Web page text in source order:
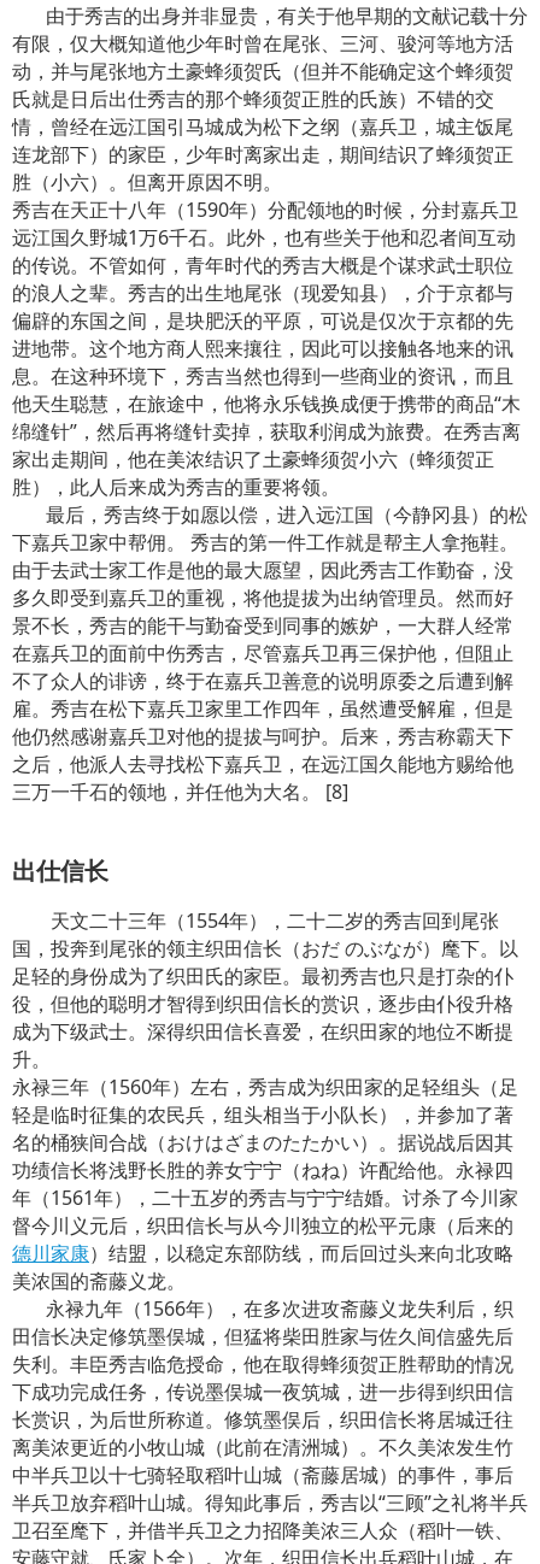
由于秀吉的出身并非显贵，有关于他早期的文献记载十分
有限，仅大概知道他少年时曾在尾张、三河、骏河等地方活
动，并与尾张地方土豪蜂须贺氏（但并不能确定这个蜂须贺
氏就是日后出仕秀吉的那个蜂须贺正胜的氏族）不错的交
情，曾经在远江国引马城成为松下之纲（嘉兵卫，城主饭尾
连龙部下）的家臣，少年时离家出走，期间结识了蜂须贺正
胜（小六）。但离开原因不明。
秀吉在天正十八年（1590年）分配领地的时候，分封嘉兵卫
远江国久野城1万6千石。此外，也有些关于他和忍者间互动
的传说。不管如何，青年时代的秀吉大概是个谋求武士职位
的浪人之辈。秀吉的出生地尾张（现爱知县），介于京都与
偏辟的东国之间，是块肥沃的平原，可说是仅次于京都的先
进地带。这个地方商人熙来攘往，因此可以接触各地来的讯
息。在这种环境下，秀吉当然也得到一些商业的资讯，而且
他天生聪慧，在旅途中，他将永乐钱换成便于携带的商品“木
绵缝针”，然后再将缝针卖掉，获取利润成为旅费。在秀吉离
家出走期间，他在美浓结识了土豪蜂须贺小六（蜂须贺正
胜），此人后来成为秀吉的重要将领。
最后，秀吉终于如愿以偿，进入远江国（今静冈县）的松
下嘉兵卫家中帮佣。 秀吉的第一件工作就是帮主人拿拖鞋。
由于去武士家工作是他的最大愿望，因此秀吉工作勤奋，没
多久即受到嘉兵卫的重视，将他提拔为出纳管理员。然而好
景不长，秀吉的能干与勤奋受到同事的嫉妒，一大群人经常
在嘉兵卫的面前中伤秀吉，尽管嘉兵卫再三保护他，但阻止
不了众人的诽谤，终于在嘉兵卫善意的说明原委之后遭到解
雇。秀吉在松下嘉兵卫家里工作四年，虽然遭受解雇，但是
他仍然感谢嘉兵卫对他的提拔与呵护。后来，秀吉称霸天下
之后，他派人去寻找松下嘉兵卫，在远江国久能地方赐给他
三万一千石的领地，并任他为大名。 [8]
出仕信长
天文二十三年（1554年），二十二岁的秀吉回到尾张
国，投奔到尾张的领主织田信长（おだ のぶなが）麾下。以
足轻的身份成为了织田氏的家臣。最初秀吉也只是打杂的仆
役，但他的聪明才智得到织田信长的赏识，逐步由仆役升格
成为下级武士。深得织田信长喜爱，在织田家的地位不断提
升。
永禄三年（1560年）左右，秀吉成为织田家的足轻组头（足
轻是临时征集的农民兵，组头相当于小队长），并参加了著
名的桶狭间合战（おけはざまのたたかい）。据说战后因其
功绩信长将浅野长胜的养女宁宁（ねね）许配给他。永禄四
年（1561年），二十五岁的秀吉与宁宁结婚。讨杀了今川家
督今川义元后，织田信长与从今川独立的松平元康（后来的
德川家康）结盟，以稳定东部防线，而后回过头来向北攻略
美浓国的斋藤义龙。
永禄九年（1566年），在多次进攻斋藤义龙失利后，织
田信长决定修筑墨俣城，但猛将柴田胜家与佐久间信盛先后
失利。丰臣秀吉临危授命，他在取得蜂须贺正胜帮助的情况
下成功完成任务，传说墨俣城一夜筑城，进一步得到织田信
长赏识，为后世所称道。修筑墨俣后，织田信长将居城迁往
离美浓更近的小牧山城（此前在清洲城）。不久美浓发生竹
中半兵卫以十七骑轻取稻叶山城（斋藤居城）的事件，事后
半兵卫放弃稻叶山城。得知此事后，秀吉以“三顾”之礼将半兵
卫召至麾下，并借半兵卫之力招降美浓三人众（稻叶一铁、
安藤守就、氏家卜全）。次年，织田信长出兵稻叶山城，在